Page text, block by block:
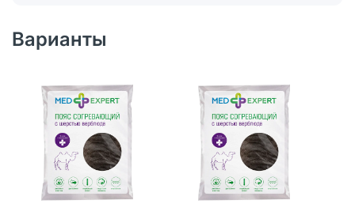
Варианты